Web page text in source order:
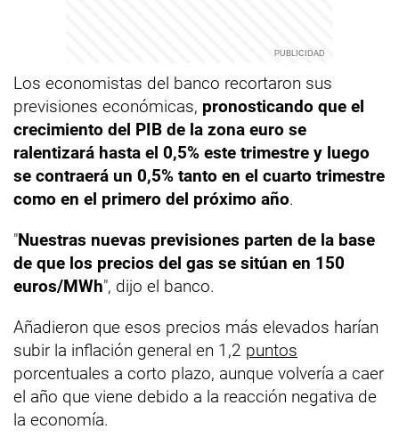
Los economistas del banco recortaron sus
previsiones económicas, pronosticando que el
crecimiento del PIB de la zona euro se
ralentizará hasta el 0,5% este trimestre y luego
se contraerá un 0,5% tanto en el cuarto trimestre
como en el primero del próximo año.
"Nuestras nuevas previsiones parten de la base
de que los precios del gas se sitúan en 150
euros/MWh", dijo el banco.
Añadieron que esos precios más elevados harían
subir la inflación general en 1,2 puntos
porcentuales a corto plazo, aunque volvería a caer
el año que viene debido a la reacción negativa de
la economía.